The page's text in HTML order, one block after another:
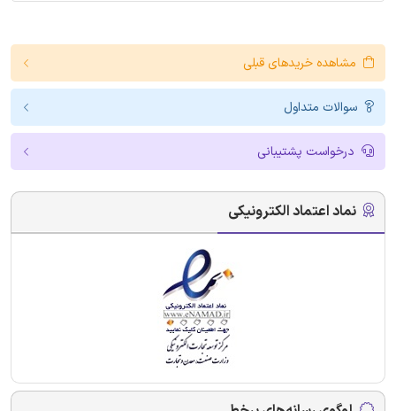
مشاهده خریدهای قبلی
سوالات متداول
درخواست پشتیبانی
نماد اعتماد الکترونیکی